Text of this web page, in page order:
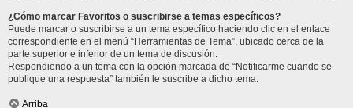
¿Cómo marcar Favoritos o suscribirse a temas específicos?
Puede marcar o suscribirse a un tema específico haciendo clic en el enlace
correspondiente en el menú “Herramientas de Tema”, ubicado cerca de la
parte superior e inferior de un tema de discusión.
Respondiendo a un tema con la opción marcada de “Notificarme cuando se
publique una respuesta” también le suscribe a dicho tema.
Arriba